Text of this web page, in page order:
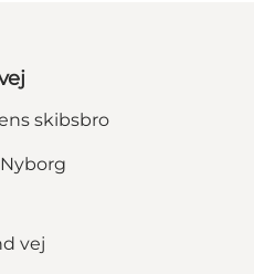
skibsbro
vej